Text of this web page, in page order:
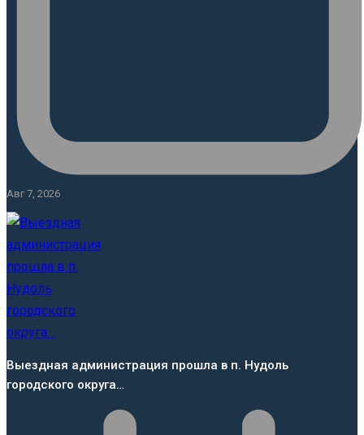
Авг 7, 2026
Выездная администрация прошла в п. Нудоль
городского округа…